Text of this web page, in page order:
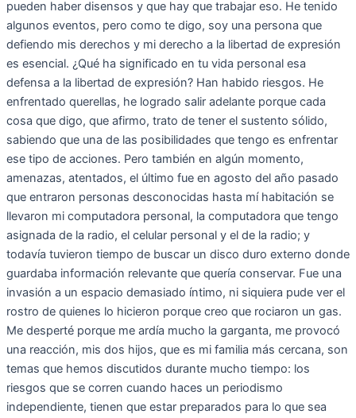
pueden haber disensos y que hay que trabajar eso. He tenido
algunos eventos, pero como te digo, soy una persona que
defiendo mis derechos y mi derecho a la libertad de expresión
es esencial. ¿Qué ha significado en tu vida personal esa
defensa a la libertad de expresión? Han habido riesgos. He
enfrentado querellas, he logrado salir adelante porque cada
cosa que digo, que afirmo, trato de tener el sustento sólido,
sabiendo que una de las posibilidades que tengo es enfrentar
ese tipo de acciones. Pero también en algún momento,
amenazas, atentados, el último fue en agosto del año pasado
que entraron personas desconocidas hasta mí habitación se
llevaron mi computadora personal, la computadora que tengo
asignada de la radio, el celular personal y el de la radio; y
todavía tuvieron tiempo de buscar un disco duro externo donde
guardaba información relevante que quería conservar. Fue una
invasión a un espacio demasiado íntimo, ni siquiera pude ver el
rostro de quienes lo hicieron porque creo que rociaron un gas.
Me desperté porque me ardía mucho la garganta, me provocó
una reacción, mis dos hijos, que es mi familia más cercana, son
temas que hemos discutidos durante mucho tiempo: los
riesgos que se corren cuando haces un periodismo
independiente, tienen que estar preparados para lo que sea